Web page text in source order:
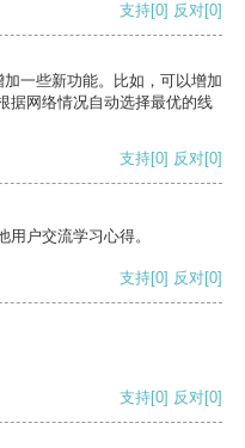
支持[0] 反对[0]
一些新功能。比如，可以增加
据网络情况自动选择最优的线
支持[0] 反对[0]
户交流学习心得。
支持[0] 反对[0]
支持[0] 反对[0]